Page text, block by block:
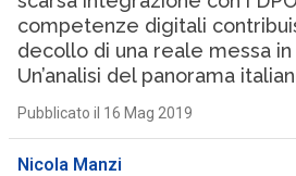
competenze digitali
decollo di una reale messa in
Un’analisi del panorama
Pubblicato il 16 Mag 2019
Nicola Manzi